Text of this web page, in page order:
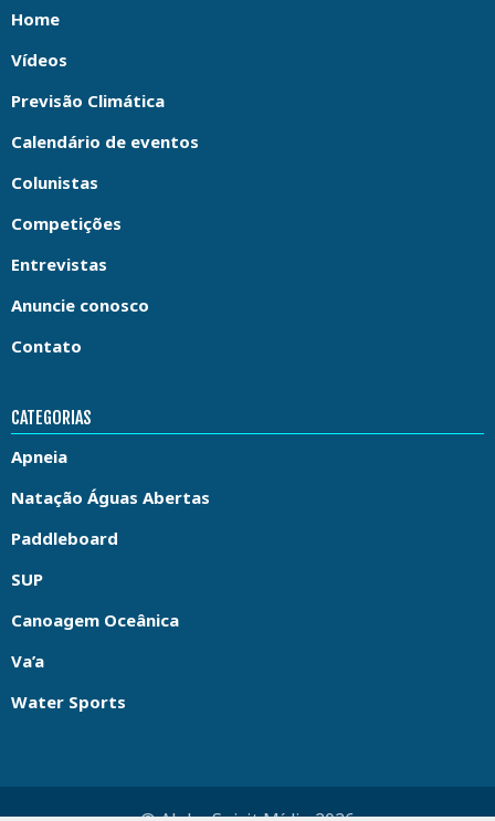
Home
Vídeos
Previsão Climática
Calendário de eventos
Colunistas
Competições
Entrevistas
Anuncie conosco
Contato
CATEGORIAS
Apneia
Natação Águas Abertas
Paddleboard
SUP
Canoagem Oceânica
Va’a
Water Sports